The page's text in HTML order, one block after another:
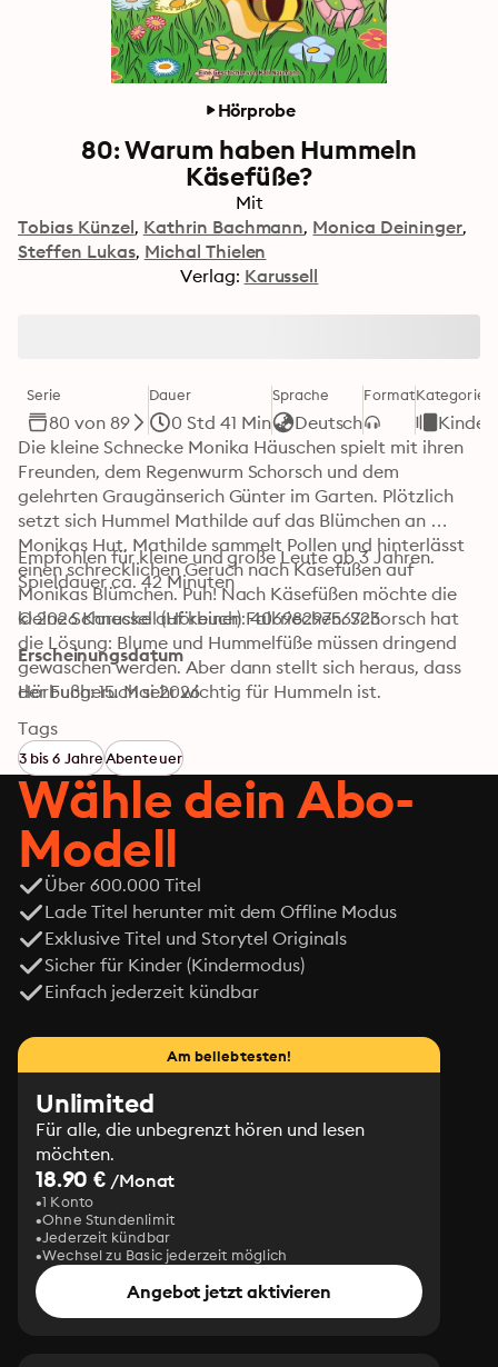
Hörprobe
80: Warum haben Hummeln
Käsefüße?
Mit
Tobias Künzel Kathrin Bachmann Monica Deininger
Steffen Lukas Michal Thielen
Verlag: Karussell
Serie
80 von 89
Dauer
0 Std 41 Min
Sprache
Deutsch
FormatKategorie
Die kleine Schnecke Monika Häuschen spielt mit ihren
Freunden, dem Regenwurm Schorsch und dem
gelehrten Graugänserich Günter im Garten. Plötzlich
setzt sich Hummel Mathilde auf das Blümchen an
Monikas Hut. Mathilde sammelt Pollen und hinterlässt
einen schrecklichen Geruch nach Käsefüßen auf
Monikas Blümchen. Puh! Nach Käsefüßen möchte die
kleine Schnecke auf keinen Fall riechen. Schorsch hat
die Lösung: Blume und Hummelfüße müssen dringend
gewaschen werden. Aber dann stellt sich heraus, dass
der Fußgeruch sehr wichtig für Hummeln ist.
Empfohlen für kleine und große Leute ab 3 Jahren.
Spieldauer ca. 42 Minuten
© 2026 Karussell (Hörbuch): 4069829756723
Erscheinungsdatum
Hörbuch: 15. Mai 2026
Tags
3 bis 6 JahreAbenteuer
Wähle dein Abo-
Modell
Über 600.000 Titel
Lade Titel herunter mit dem Offline Modus
Exklusive Titel und Storytel Originals
Sicher für Kinder (Kindermodus)
Einfach jederzeit kündbar
Am beliebtesten!
Unlimited
Für alle, die unbegrenzt hören und lesen
möchten.
18.90 € /Monat
1 Konto
Ohne Stundenlimit
Jederzeit kündbar
Wechsel zu Basic jederzeit möglich
Angebot jetzt aktivieren